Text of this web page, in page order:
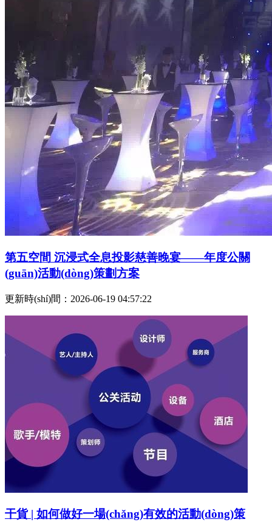
第五空間 沉浸式全息投影慈善晚宴——年度公關
(guān)活動(dòng)策劃方案
更新時(shí)間：2026-06-19 04:57:22
干貨 | 如何做好一場(chǎng)有效的活動(dòng)策